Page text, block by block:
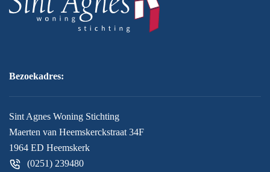
Bezoekadres:
Sint Agnes Woning Stichting
Maerten van Heemskerckstraat 34F
1964 ED Heemskerk
(0251) 239480